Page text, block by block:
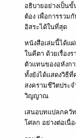
อธิบายอย่างเป็น
ต้อง เพื่อการรว
อิสระได้ในที่สุด
หนังสือเล่มนี้ได้แ
ในคีตา ด้วยเรื่อง
ตัวแทนของอหัง
ทั้งยังได้แสดงวิธีที่
สงครามชีวิตประจ
วิญญาณ
เสนอบทแปลภควั
โศลก อย่างต่อเนื่